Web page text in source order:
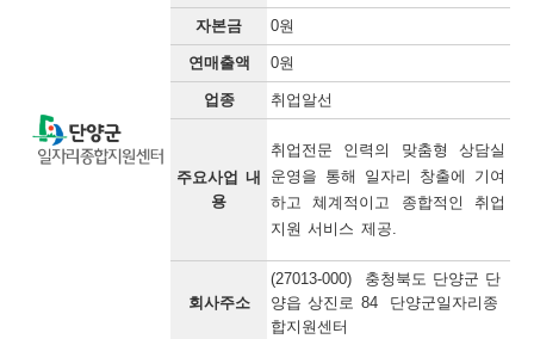
보
보
련
정
우
미
내
자본금 0원
연매출액 0원
업종 취업알선
주요사업 내
용
취업전문 인력의 맞춤형 상담실
운영을 통해 일자리 창출에 기여
하고 쳬계적이고 종합적인 취업
지원 서비스 제공.
회사주소
(27013-000) 충청북도 단양군 단
양읍 상진로 84 단양군일자리종
합지원센터